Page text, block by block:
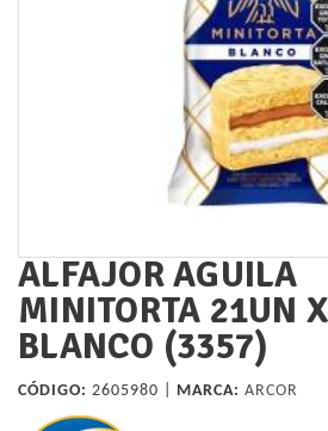
ALFAJOR AGUILA
MINITORTA 21UN
BLANCO (3357)
CÓDIGO: 2605980 | MARCA: ARCOR